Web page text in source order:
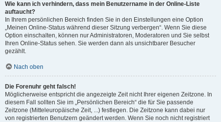
Wie kann ich verhindern, dass mein Benutzername in der Online-Liste
auftaucht?
In Ihrem persönlichen Bereich finden Sie in den Einstellungen eine Option
„Meinen Online-Status während dieser Sitzung verbergen“. Wenn Sie diese
Option einschalten, können nur Administratoren, Moderatoren und Sie selbst
Ihren Online-Status sehen. Sie werden dann als unsichtbarer Besucher
gezählt.
Nach oben
Die Forenuhr geht falsch!
Möglicherweise entspricht die angezeigte Zeit nicht Ihrer eigenen Zeitzone. In
diesem Fall sollten Sie im „Persönlichen Bereich“ die für Sie passende
Zeitzone (Mitteleuropäische Zeit, ...) festlegen. Die Zeitzone kann dabei nur
von registrierten Benutzern geändert werden. Wenn Sie noch nicht registriert